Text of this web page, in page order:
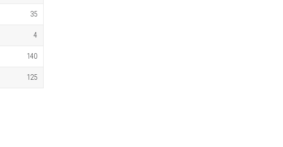
35
4
140
125